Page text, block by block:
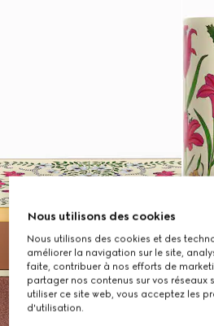
Nous utilisons des cookies
Nous utilisons des cookies et des
améliorer la navigation sur le site,
faite, contribuer à nos efforts de
partager nos contenus sur vos réseaux
utiliser ce site web, vous acceptez les
d'utilisation.